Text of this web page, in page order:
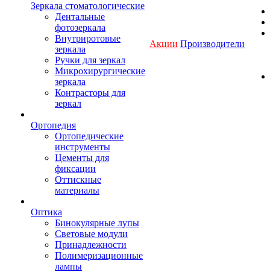
Зеркала стоматологические
Дентальные
фотозеркала
Внутриротовые
зеркала
Ручки для зеркал
Микрохирургические
зеркала
Контрасторы для
зеркал
Ортопедия
Ортопедические
инструменты
Цементы для
фиксации
Оттискные
материалы
Оптика
Бинокулярные лупы
Световые модули
Принадлежности
Полимеризационные
лампы
Акции Производители